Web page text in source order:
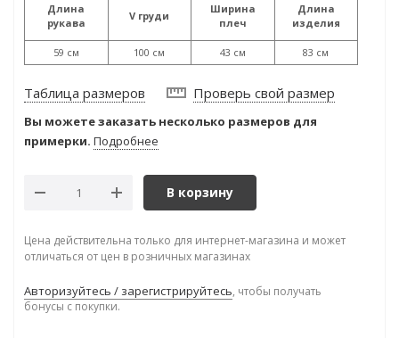
Длина
рукава
59 см
V груди
100 см
Ширина
плеч
43 см
Длина
изделия
83 см
Таблица размеров Проверь свой размер
Вы можете заказать несколько размеров для
примерки. Подробнее
В корзину
Цена действительна только для интернет-магазина и может
отличаться от цен в розничных магазинах
Авторизуйтесь / зарегистрируйтесь, чтобы получать
бонусы с покупки.